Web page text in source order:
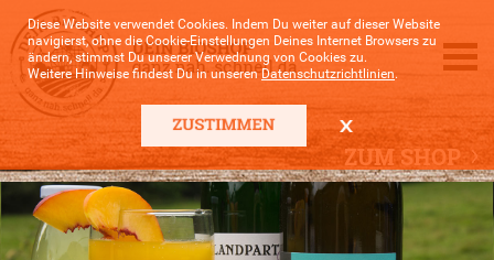
Diese Website verwendet Cookies. Indem Du weiter auf dieser Website
navigierst, ohne die Cookie-Einstellungen Deines Internet Browsers zu
ändern, stimmst Du unserer Verwednung von Cookies zu.
Weitere Hinweise findest Du in unserenDatenschutzrichtlinien.
ZUM SHOP